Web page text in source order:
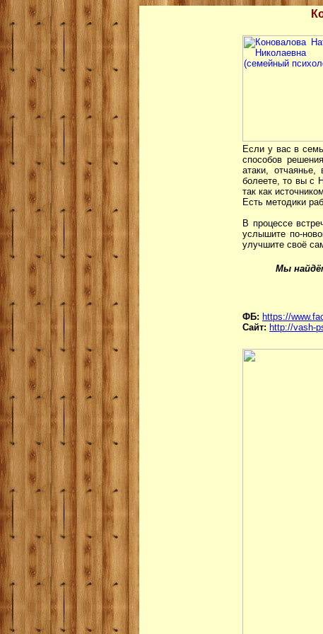
Если у вас в
способов
атаки,
болеете, то вы с
так как
Есть методики
В процессе
услышите по-
улучшите своё
Мы
ФБ: https://
Сайт: http://vash-